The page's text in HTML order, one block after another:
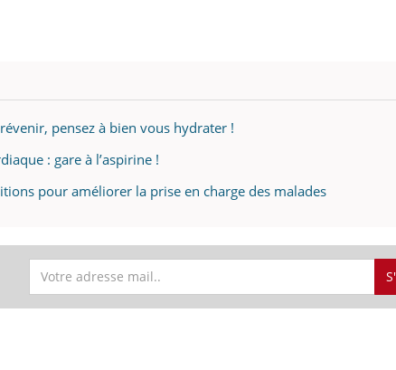
pensez à bien vous hydrater !
: gare à l’aspirine !
pour améliorer la prise en charge des malades